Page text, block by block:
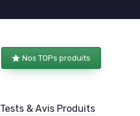
Nos TOPs produits
Tests & Avis Produits